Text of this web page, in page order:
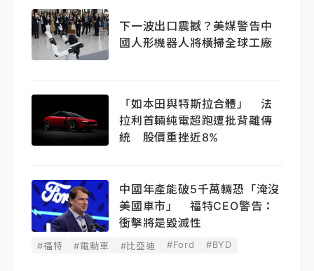
下一波出口震撼？美媒警告中
國人形機器人將橫掃全球工廠
「如本田與特斯拉合體」 法
拉利首輛純電超跑遭批背離傳
統 股價重挫近8%
中國年產能破5千萬輛恐「淹沒
美國車市」 福特CEO警告：
衝擊將是毀滅性
#福特 #電動車 #比亞迪 #Ford #BYD